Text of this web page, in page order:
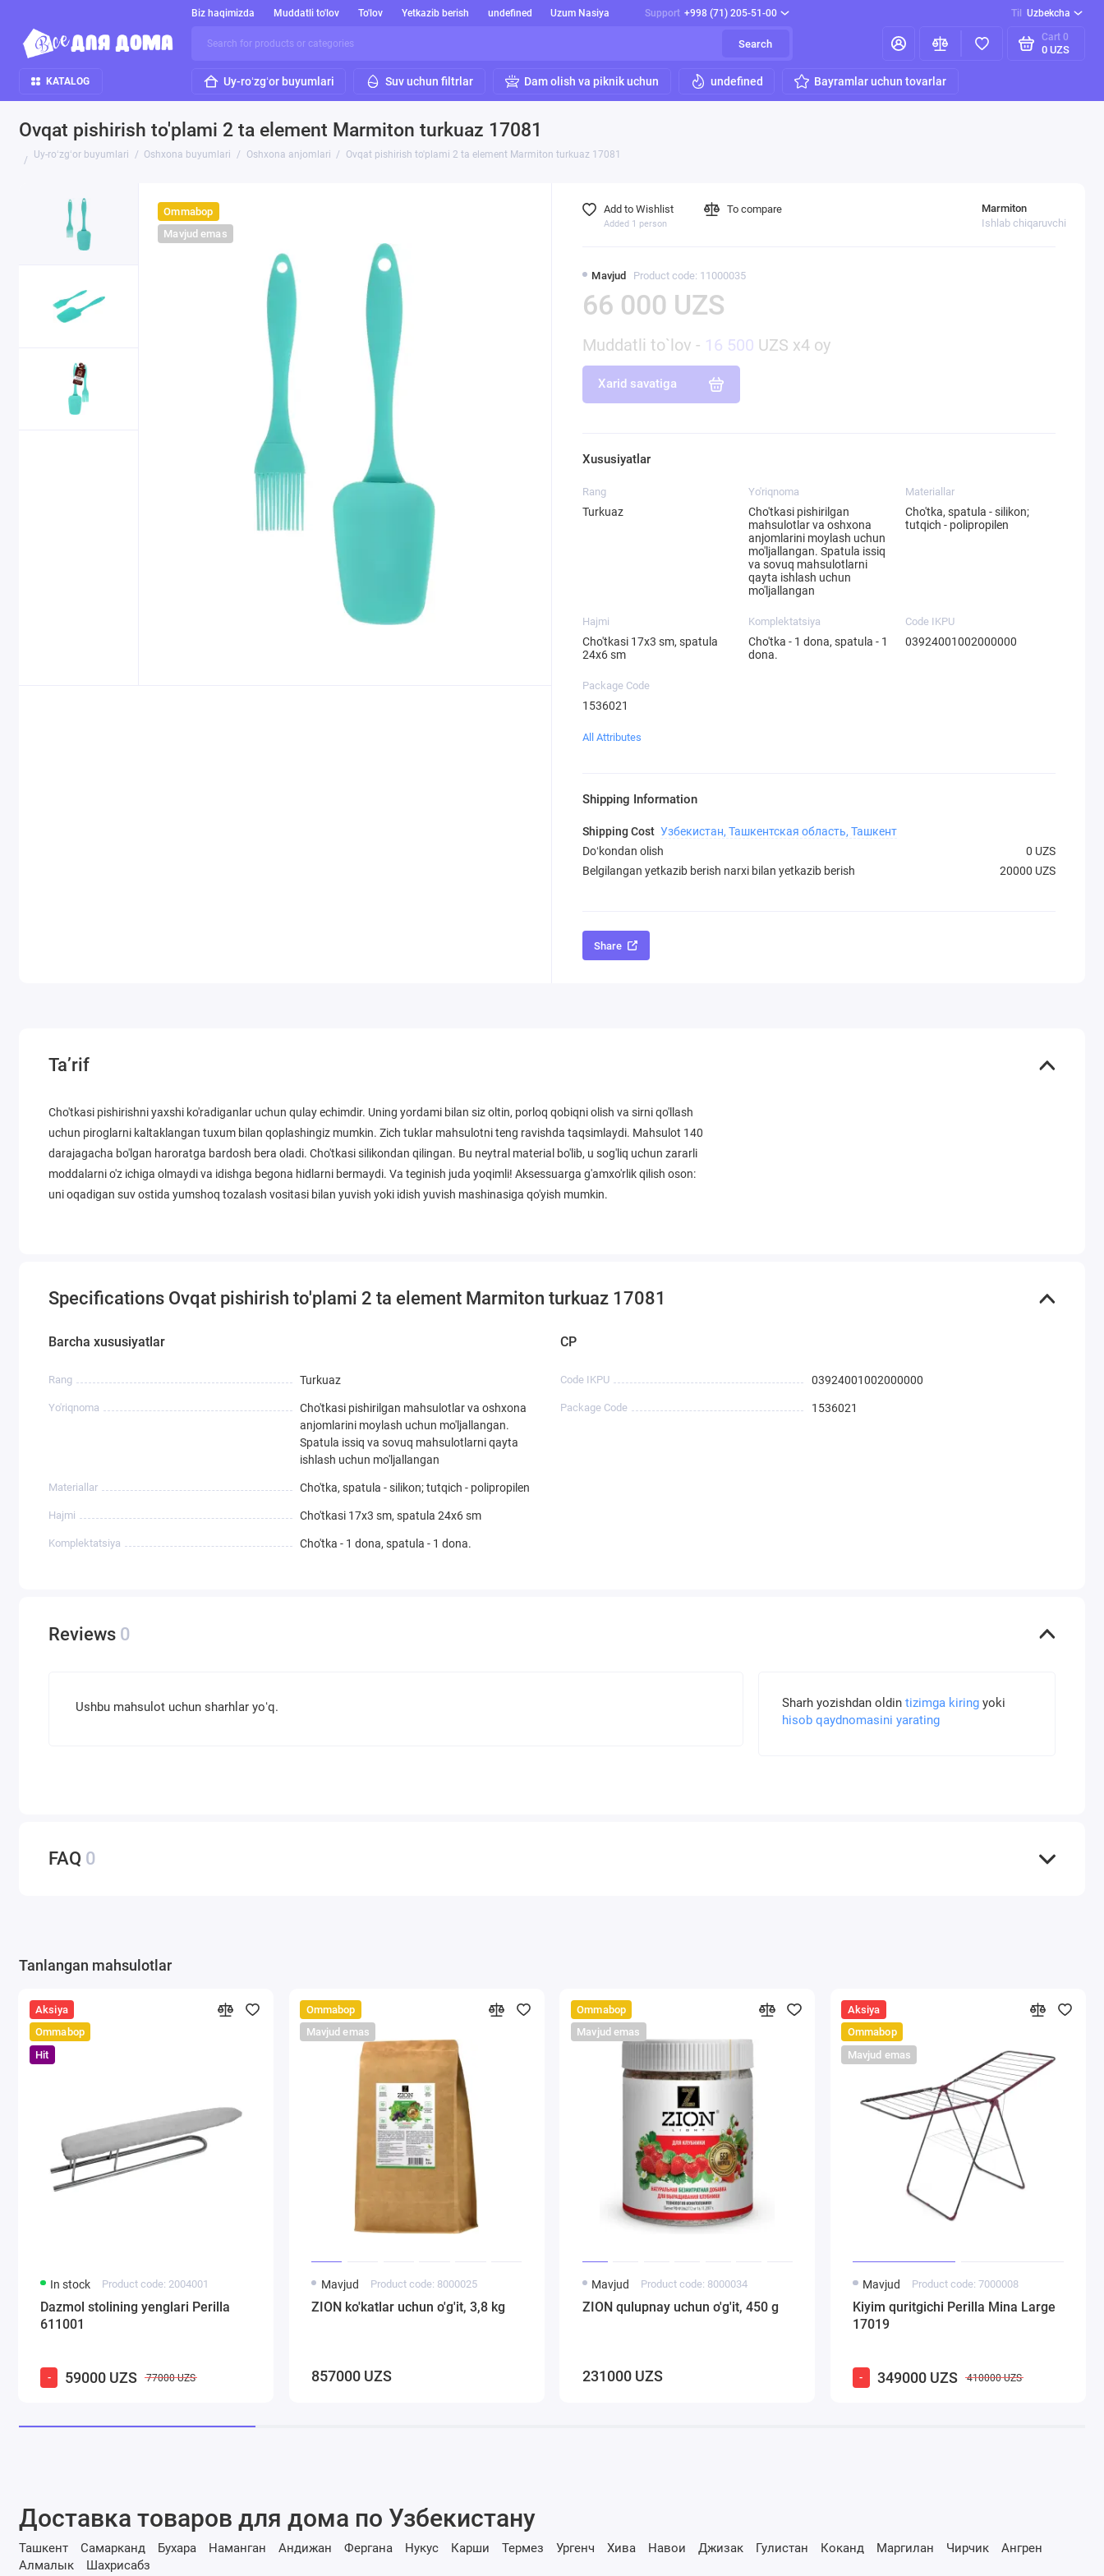
Biz haqimizda Muddatli to'lov To'lov Yetkazib berish undefined Uzum Nasiya Support +998 (71) 205-51-00 Til Uzbekcha
Search
Cart 0
0 UZS
KATALOG Uy-roʻzgʻor buyumlari Suv uchun filtrlar Dam olish va piknik uchun undefined Bayramlar uchun tovarlar
Ovqat pishirish to'plami 2 ta element Marmiton turkuaz 17081
Uy-roʻzgʻor buyumlari Oshxona buyumlari Oshxona anjomlari Ovqat pishirish to'plami 2 ta element Marmiton turkuaz 17081
Ommabop
Mavjud emas
Mavjud Product code: 11000035
Marmiton
Ishlab chiqaruvchi
66 000 UZS
Muddatli to`lov - 16 500 UZS x4 oy
Xarid savatiga
Add to Wishlist
Added 1 person
To compare
Xususiyatlar
Rang
Turkuaz
Yo'riqnoma
Cho'tkasi pishirilgan
mahsulotlar va oshxona
anjomlarini moylash uchun
mo'ljallangan. Spatula issiq
va sovuq mahsulotlarni
qayta ishlash uchun
mo'ljallangan
Materiallar
Cho'tka, spatula - silikon;
tutqich - polipropilen
Hajmi
Cho'tkasi 17x3 sm, spatula
24x6 sm
Komplektatsiya
Cho'tka - 1 dona, spatula - 1
dona.
Code IKPU
03924001002000000
Package Code
1536021
All Attributes
Shipping Information
Shipping Cost Узбекистан, Ташкентская область, Ташкент
Doʻkondan olish
0 UZS
Belgilangan yetkazib berish narxi bilan yetkazib berish
20000 UZS
Share
Ta’rif
Cho'tkasi pishirishni yaxshi ko'radiganlar uchun qulay echimdir. Uning yordami bilan siz oltin, porloq qobiqni olish va sirni qo'llash
uchun piroglarni kaltaklangan tuxum bilan qoplashingiz mumkin. Zich tuklar mahsulotni teng ravishda taqsimlaydi. Mahsulot 140
darajagacha bo'lgan haroratga bardosh bera oladi. Cho'tkasi silikondan qilingan. Bu neytral material bo'lib, u sog'liq uchun zararli
moddalarni o'z ichiga olmaydi va idishga begona hidlarni bermaydi. Va teginish juda yoqimli! Aksessuarga g'amxo'rlik qilish oson:
uni oqadigan suv ostida yumshoq tozalash vositasi bilan yuvish yoki idish yuvish mashinasiga qo'yish mumkin.
Specifications Ovqat pishirish to'plami 2 ta element Marmiton turkuaz 17081
Barcha xususiyatlar
Rang Turkuaz
Yo'riqnoma
Cho'tkasi pishirilgan mahsulotlar va oshxona
anjomlarini moylash uchun mo'ljallangan.
Spatula issiq va sovuq mahsulotlarni qayta
ishlash uchun mo'ljallangan
Materiallar Cho'tka, spatula - silikon; tutqich - polipropilen
Hajmi Cho'tkasi 17x3 sm, spatula 24x6 sm
Komplektatsiya Cho'tka - 1 dona, spatula - 1 dona.
CP
Code IKPU 03924001002000000
Package Code 1536021
Reviews 0
Ushbu mahsulot uchun sharhlar yoʻq. Sharh yozishdan oldin tizimga kiring yoki
hisob qaydnomasini yarating
FAQ 0
Tanlangan mahsulotlar
Aksiya
Ommabop
Hit
In stock Product code: 2004001
Dazmol stolining yenglari Perilla
611001
- 59000 UZS 77000 UZS
Ommabop
Mavjud emas
Mavjud Product code: 8000025
ZION ko'katlar uchun o'g'it, 3,8 kg
857000 UZS
Ommabop
Mavjud emas
Mavjud Product code: 8000034
ZION qulupnay uchun o'g'it, 450 g
231000 UZS
Aksiya
Ommabop
Mavjud emas
Mavjud Product code: 7000008
Kiyim quritgichi Perilla Mina Large
17019
- 349000 UZS 410000 UZS
Доставка товаров для дома по Узбекистану
Ташкент Самарканд Бухара Наманган Андижан Фергана Нукус Карши Термез Ургенч Хива Навои Джизак Гулистан Коканд Маргилан Чирчик
Ангрен
Алмалык
Шахрисабз